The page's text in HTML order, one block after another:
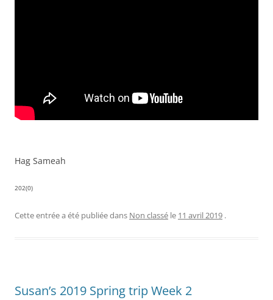
Hag Sameah
202(0)
Cette entrée a été publiée dans Non classé le 11 avril 2019 .
Susan’s 2019 Spring trip Week 2